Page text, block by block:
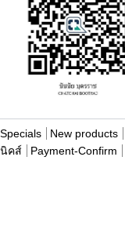
Specials New products
นิคส์
Payment-Confirm